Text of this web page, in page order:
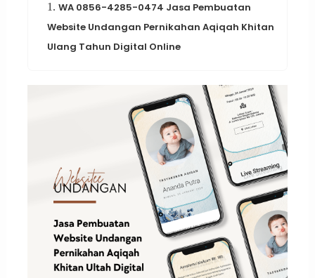
1. WA 0856-4285-0474 Jasa Pembuatan
Website Undangan Pernikahan Aqiqah Khitan
Ulang Tahun Digital Online